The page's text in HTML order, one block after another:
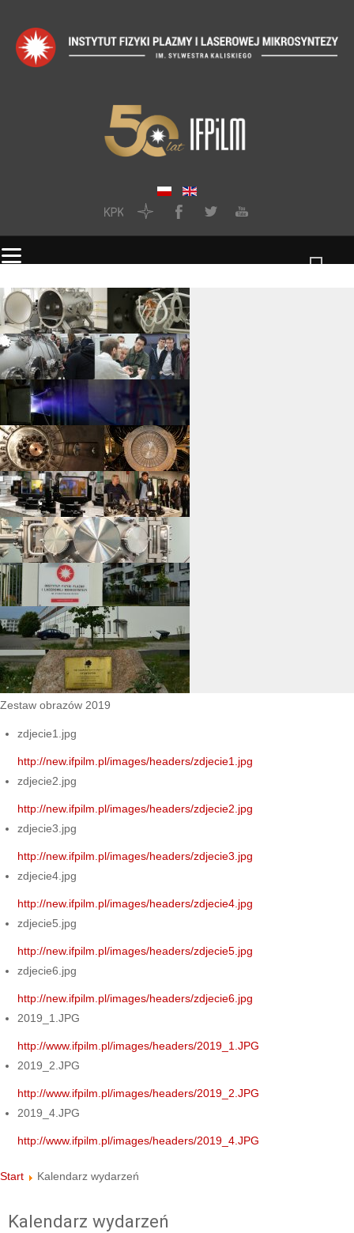
Zestaw obrazów 2019
zdjecie1.jpg
http://new.ifpilm.pl/images/headers/zdjecie1.jpg
zdjecie2.jpg
http://new.ifpilm.pl/images/headers/zdjecie2.jpg
zdjecie3.jpg
http://new.ifpilm.pl/images/headers/zdjecie3.jpg
zdjecie4.jpg
http://new.ifpilm.pl/images/headers/zdjecie4.jpg
zdjecie5.jpg
http://new.ifpilm.pl/images/headers/zdjecie5.jpg
zdjecie6.jpg
http://new.ifpilm.pl/images/headers/zdjecie6.jpg
2019_1.JPG
http://www.ifpilm.pl/images/headers/2019_1.JPG
2019_2.JPG
http://www.ifpilm.pl/images/headers/2019_2.JPG
2019_4.JPG
http://www.ifpilm.pl/images/headers/2019_4.JPG
Start Kalendarz wydarzeń
Kalendarz wydarzeń